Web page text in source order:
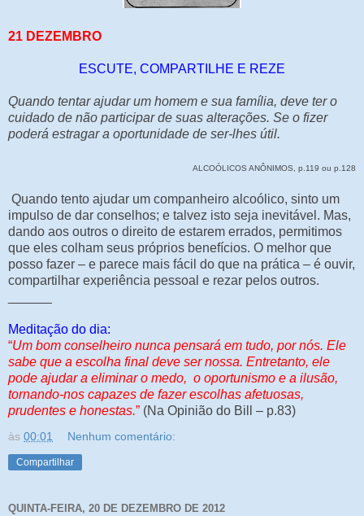
21 DEZEMBRO
ESCUTE, COMPARTILHE E REZE
Quando tentar ajudar um homem e sua família, deve ter o
cuidado de não participar de suas alterações. Se o fizer
poderá estragar a oportunidade de ser-lhes útil.
ALCOÓLICOS ANÔNIMOS, p.119 ou p.128
Quando tento ajudar um companheiro alcoólico, sinto um
impulso de dar conselhos; e talvez isto seja inevitável. Mas,
dando aos outros o direito de estarem errados, permitimos
que eles colham seus próprios benefícios. O melhor que
posso fazer – e parece mais fácil do que na prática – é ouvir,
compartilhar experiência pessoal e rezar pelos outros.
Meditação do dia:
“Um bom conselheiro nunca pensará em tudo, por nós. Ele
sabe que a escolha final deve ser nossa. Entretanto, ele
pode ajudar a eliminar o medo, o oportunismo e a ilusão,
tornando-nos capazes de fazer escolhas afetuosas,
prudentes e honestas.” (Na Opinião do Bill – p.83)
às 00:01 Nenhum comentário:
Compartilhar
QUINTA-FEIRA, 20 DE DEZEMBRO DE 2012